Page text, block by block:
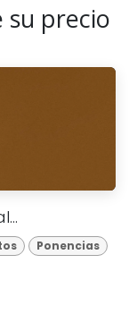
su precio
Ponencias